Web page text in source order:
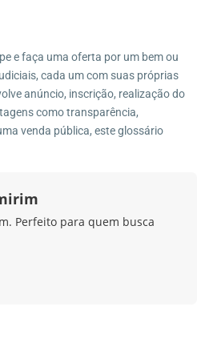
e faça uma oferta por um bem ou
cada um com suas próprias
anúncio, inscrição, realização do
como transparência,
venda pública, este glossário
Perfeito para quem busca
Casa (27)
Casa de Vila (1)
Casa Duplex (8)
Casa Linear
(4)
Fazenda
Galpão (1)